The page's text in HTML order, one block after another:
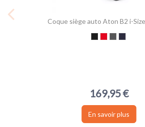
Coque siège auto Aton B2 i-
169,95 €
BlackRedGreyBlue -
En savoir plus